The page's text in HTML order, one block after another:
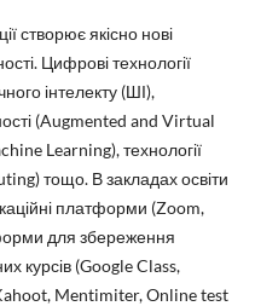
створює якісно нові
Цифрові технології
інтелекту (ШІ),
(Augmented and Virtual
Learning), технології
тощо. В закладах освіти
платформи (Zoom,
для збереження
курсів (Google Class,
Mentimiter, Online test